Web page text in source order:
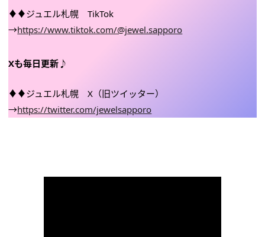
♦♦ジュエル札幌 TikTok
→https://www.tiktok.com/@jewel.sapporo
Xも毎日更新♪
♦♦ジュエル札幌 X（旧ツイッター）
→https://twitter.com/jewelsapporo